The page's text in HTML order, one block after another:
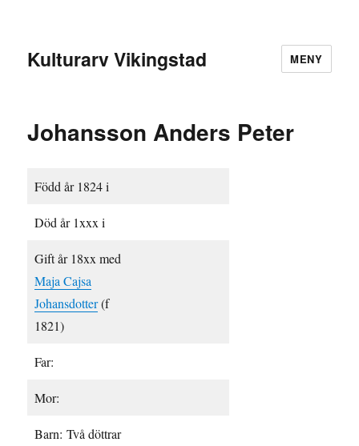
Kulturarv Vikingstad MENY
Johansson Anders Peter
Född år 1824 i
Död år 1xxx i
Gift år 18xx med
Maja Cajsa
Johansdotter(f
1821)
Far:
Mor:
Barn: Två döttrar